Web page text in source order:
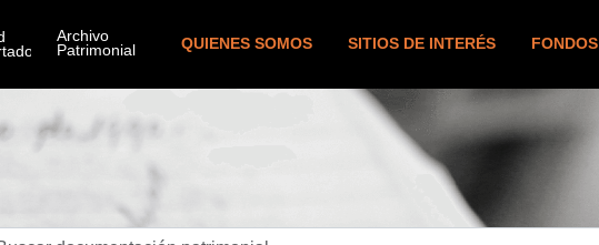
QUIENES SOMOS SITIOS DE INTERÉS FONDOS